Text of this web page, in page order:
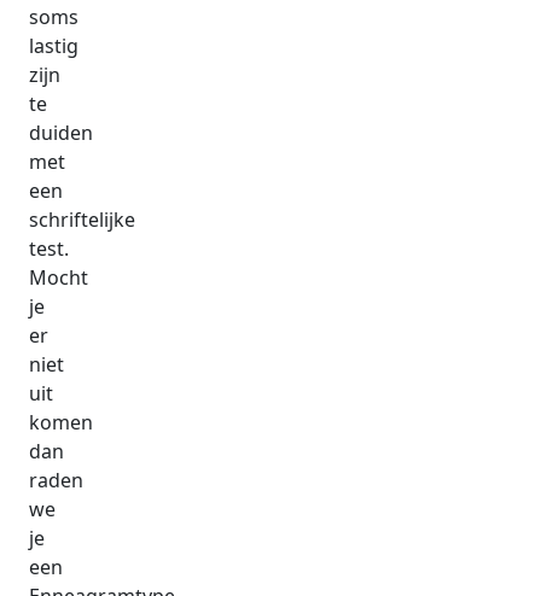
soms
lastig
zijn
te
duiden
met
een
schriftelijke
test.
Mocht
je
er
niet
uit
komen
dan
raden
we
je
een